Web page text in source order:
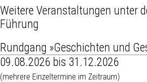
Weitere Veranstaltungen unter
Führung
Rundgang »Geschichten und
09.08.2026 bis 31.12.2026
(mehrere Einzeltermine im Zeitraum)